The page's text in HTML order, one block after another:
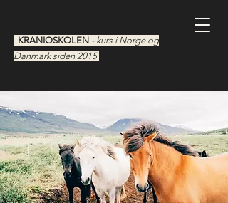
KRANIOSKOLEN - kurs i Norge og
Danmark siden 2015